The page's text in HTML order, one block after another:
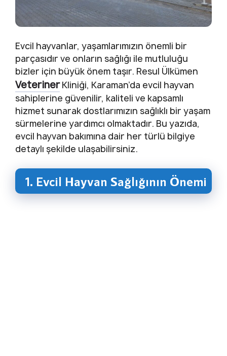
Evcil hayvanlar, yaşamlarımızın önemli bir
parçasıdır ve onların sağlığı ile mutluluğu
bizler için büyük önem taşır. Resul Ülkümen
VeterinerKliniği, Karaman’da evcil hayvan
sahiplerine güvenilir, kaliteli ve kapsamlı
hizmet sunarak dostlarımızın sağlıklı bir yaşam
sürmelerine yardımcı olmaktadır. Bu yazıda,
evcil hayvan bakımına dair her türlü bilgiye
detaylı şekilde ulaşabilirsiniz.
1. Evcil Hayvan Sağlığının Önemi